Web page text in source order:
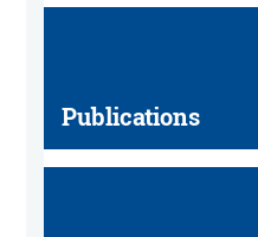
Publications